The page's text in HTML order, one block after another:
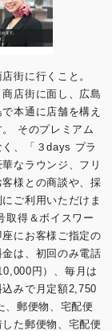
街に行くこと。
店街に面し、広島
本通に店舗を構え
そのプレミアム
、「３days プラ
なラウンジ、フリ
様との商談や、採
ご利用いただけま
取得＆ボイスワー
にお客様ご指定の
は、初回のみ電話
円）、毎月は
みで月定額2,750
、郵便物、宅配便
た郵便物、宅配便